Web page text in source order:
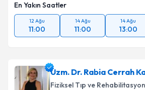
En Yakın Saatler
12 Ağu
11:00
14 Ağu
11:00
14 Ağu
13:00
Uzm. Dr. Rabia Cerrah
Fiziksel Tıp ve Rehabilitasyon